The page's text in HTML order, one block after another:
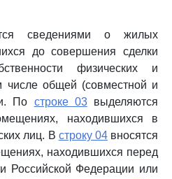
сведениями о жилых
до совершения сделки
физических и
числе общей (совместной и
По строке 03выделяются
находившихся в
лиц. В строку 04вносятся
находившихся перед
Российской Федерации или